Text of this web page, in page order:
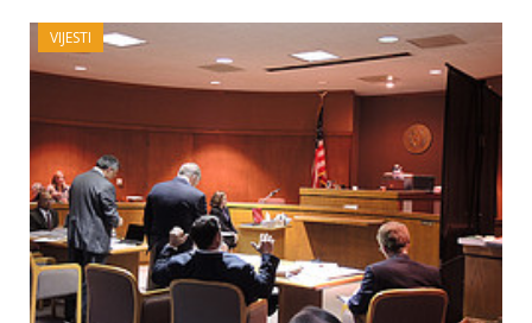
VIJESTI